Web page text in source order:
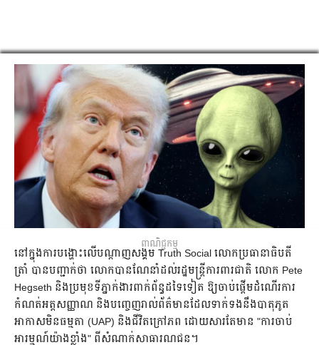
ពាណិជ្ជកម្ម
នៅក្នុងការបង្ហោះលើបណ្តាញសង្គម Truth Social លោកប្រធានាធិបតី
ត្រាំ បានបញ្ជាក់ថា លោកបានណែនាំដល់រដ្ឋមន្ត្រីការពារជាតិ លោក Pete
Hegseth និងប្រមុខទីភ្នាក់ងារពាក់ព័ន្ធដទៃទៀត ឱ្យចាប់ផ្ដើមដំណើរការ
កំណត់អត្តសញ្ញាណ និងបញ្ចេញរាល់ព័ត៌មានដែលទាក់ទងនឹងបាតុភូត
អាកាសមិនធម្មតា (UAP) និងជីវិតក្រៅភព ដោយសារតែមាន "ការចាប់
អារម្មណ៍យ៉ាងខ្លាំង" ពីសំណាក់សាធារណជន។